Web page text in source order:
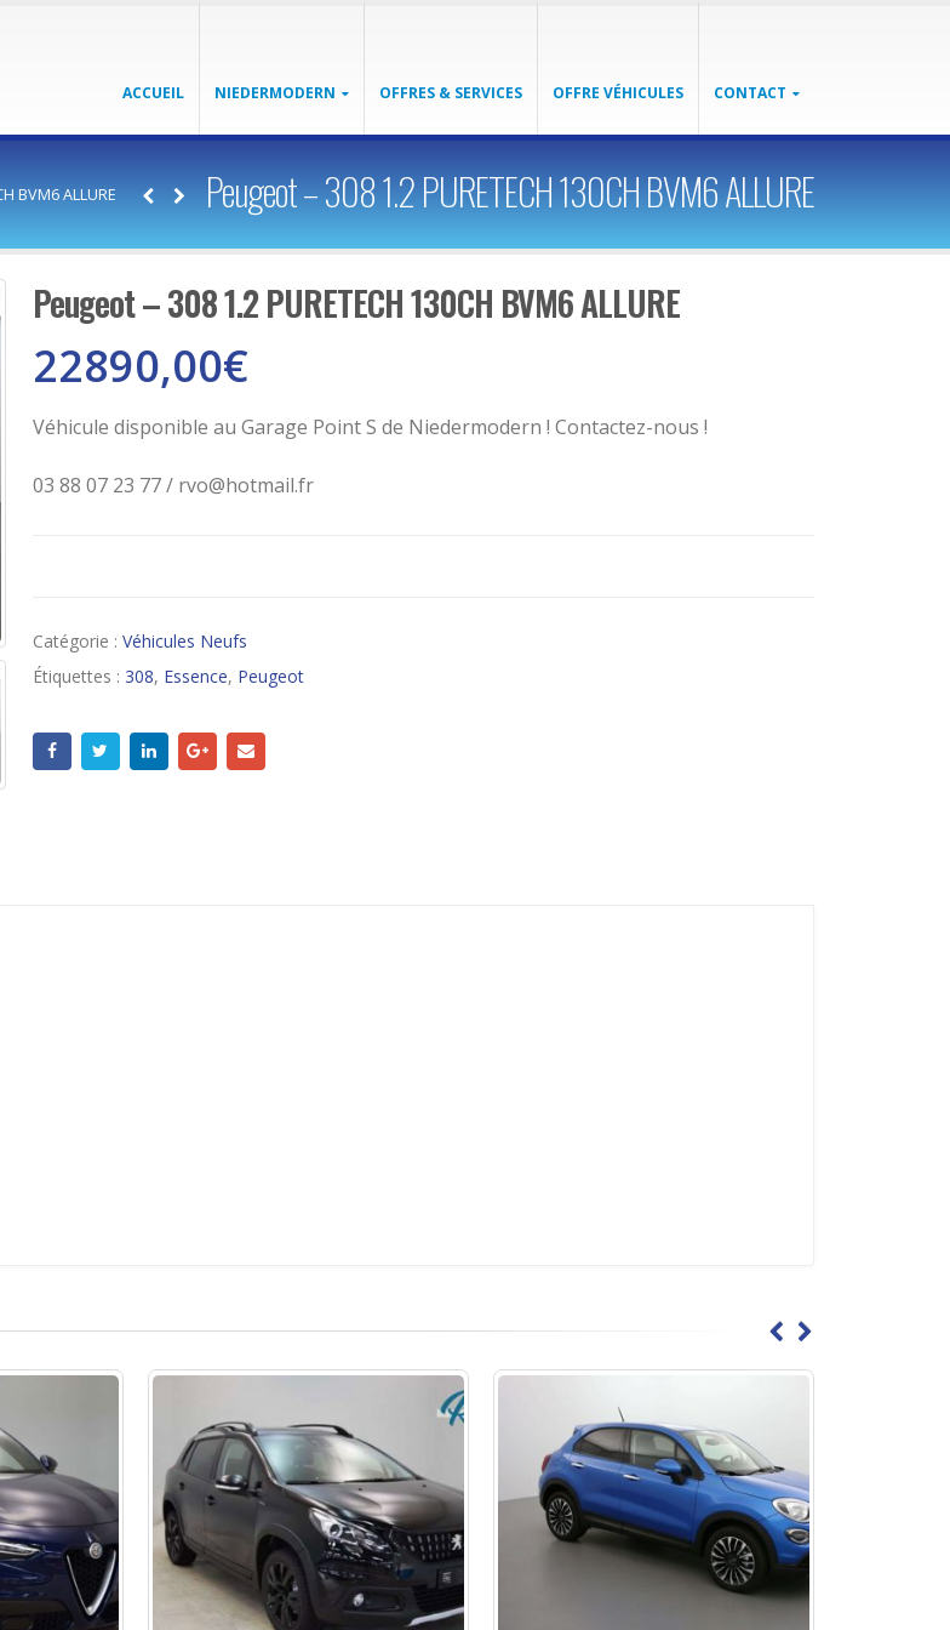
ACCUEIL NIEDERMODERN OFFRES & SERVICES OFFRE VÉHICULES CONTACT
Peugeot – 308 1.2 PURETECH 130CH BVM6 ALLURE
BVM6 ALLURE
Peugeot – 308 1.2 PURETECH 130CH BVM6 ALLURE
22890,00€
Véhicule disponible au Garage Point S de Niedermodern ! Contactez-nous !
03 88 07 23 77 / rvo@hotmail.fr
Catégorie : Véhicules Neufs
Étiquettes : 308, Essence, Peugeot